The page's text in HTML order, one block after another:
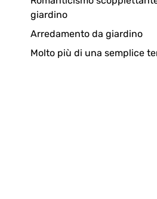
giardino
Arredamento da giardino
Molto più di una semplice